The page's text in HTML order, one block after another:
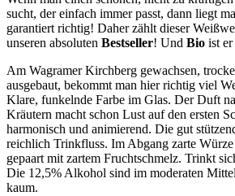
sucht, der einfach immer passt, dann liegt
garantiert richtig! Daher zählt dieser
unseren absoluten Bestseller! Und Bio ist
Am Wagramer Kirchberg gewachsen,
ausgebaut, bekommt man hier richtig viel
Klare, funkelnde Farbe im Glas. Der Duft
Kräutern macht schon Lust auf den ersten
harmonisch und animierend. Die gut
reichlich Trinkfluss. Im Abgang zarte
gepaart mit zartem Fruchtschmelz. Trinkt
Die 12,5% Alkohol sind im moderaten
kaum.